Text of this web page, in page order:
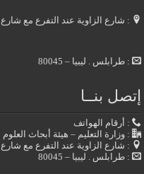
: شارع الزاوية عند التفرع مع
: طرابلس . ليبيا – 80045
إتصل بنــا
: أرقام الهواتف
: وزارة التعليم – هيئة أبحاث العلوم
: شارع الزاوية عند التفرع مع
: طرابلس . ليبيا – 80045